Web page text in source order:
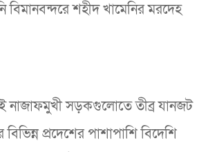
বিমানবন্দরে শহীদ খামেনির মরদেহ
নাজাফমুখী সড়কগুলোতে তীব্র যানজট
প্রদেশের পাশাপাশি বিদেশি